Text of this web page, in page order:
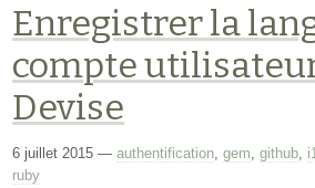
Enregistrer la
compte
Devise
6 juillet 2015—authentification ,gem ,github
ruby